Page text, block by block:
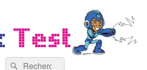
Recherche :
Rechercher